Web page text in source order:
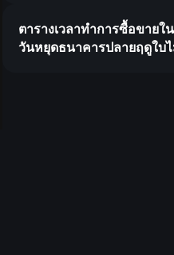
ตารางเวลาทำการซื้อขายใ
วันหยุดธนาคารปลายฤดูใบ